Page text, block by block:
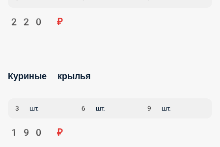
220 ₽
Куриные крылья
3 шт. 6 шт. 9 шт.
190 ₽